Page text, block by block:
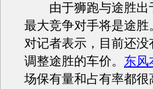
由于狮跑与途胜出
最大竞争对手将是途胜
对记者表示，目前还
调整途胜的车价。 东风
场保有量和占有率都很